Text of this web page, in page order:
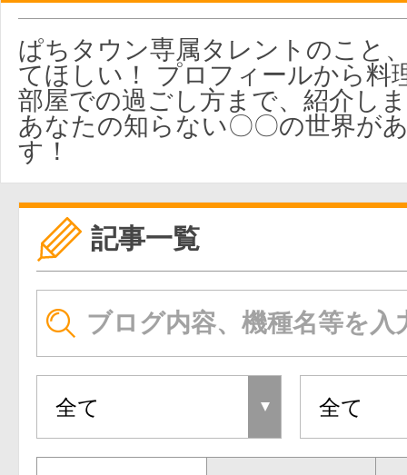
ぱちタウン専属タレントのこと
てほしい！ プロフィールから料
部屋での過ごし方まで、紹介し
あなたの知らない〇〇の世界が
す！
記事一覧